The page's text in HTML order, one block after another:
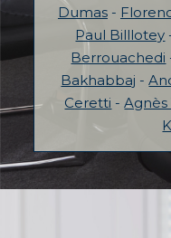
Dumas-
Paul Billlotey
Berrouachedi
Bakhabbaj -
Ceretti -Agnès